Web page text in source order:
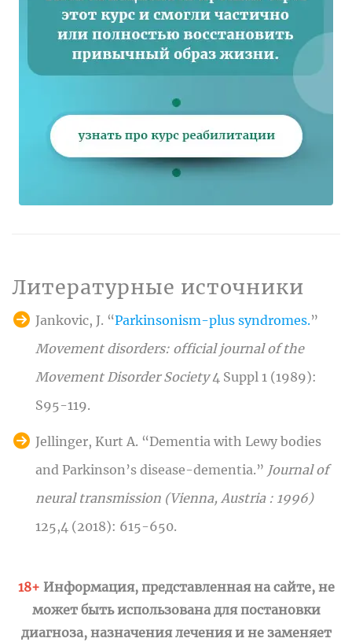
Литературные источники
Jankovic, J. “Parkinsonism-plus syndromes.”
Movement disorders: official journal of the
Movement Disorder Society4 Suppl 1 (1989):
S95-119.
Jellinger, Kurt A. “Dementia with Lewy bodies
and Parkinson’s disease-dementia.” Journal of
neural transmission (Vienna, Austria : 1996)
125,4 (2018): 615-650.
18+ Информация, представленная на сайте, не
может быть использована для постановки
диагноза, назначения лечения и не заменяет